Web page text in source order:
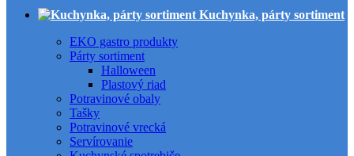
Kuchynka, párty sortiment
EKO gastro produkty
Párty sortiment
Halloween
Plastový riad
Potravinové obaly
Tašky
Potravinové vrecká
Servírovanie